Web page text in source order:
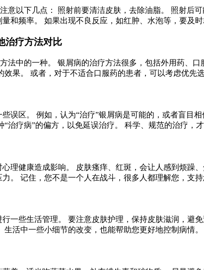
意以下几点： 照射前要清洁皮肤，去除油脂。 照射后
和频率。 如果出现不良反应，如红肿、水泡等，要及时
治疗方法对比
法中的一种。 银屑病的治疗方法很多，包括外用药、
效果。 或者，对于不适合口服药的患者，可以考虑优
误区。 例如，认为“治疗”银屑病是可能的，或者盲目
治疗病”的偏方，以免延误治疗。 科学、规范的治疗，才
理健康造成影响。 皮肤瘙痒、红斑，会让人感到烦躁
。 记住，您不是一个人在战斗，很多人都理解您，支持
一些生活管理。 要注意皮肤护理，保持皮肤滋润，
活中一些小细节的改变，也能帮助您更好地控制病情。